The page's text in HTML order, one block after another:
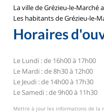
La ville de Grézieu-le-Marché
Les habitants de Grézieu-le-
Horaires
Le Lundi : de 16h00 à 17h00
Le Mardi : de 8h30 à 12h00
Le Jeudi : de 14h00 à 17h30
Le Samedi : de 9h00 à 11h30
Mettre à jour les informations de la